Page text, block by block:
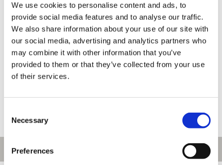
We use cookies to personalise content and ads, to
provide social media features and to analyse our traffic.
We also share information about your use of our site with
our social media, advertising and analytics partners who
may combine it with other information that you’ve
provided to them or that they’ve collected from your use
of their services.
Selection
Necessary
Preferences
モンスターハンター モンでふぉ
ハンドタオル ラバラ・バリナ
モンスターハンター モンでふぉ